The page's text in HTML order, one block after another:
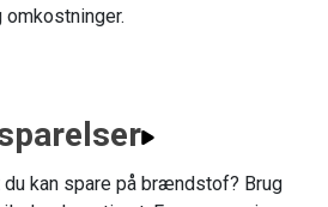
kan spare på brændstof? Brug